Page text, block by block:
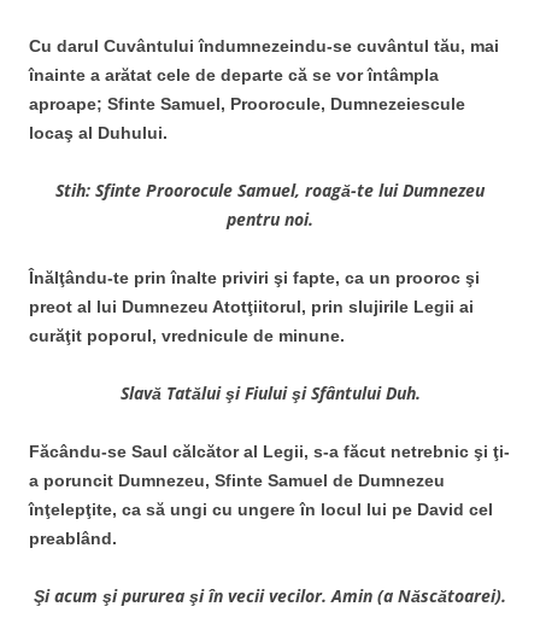
Cu darul Cuvântului îndumnezeindu-se cuvântul tău, mai
înainte a arătat cele de departe că se vor întâmpla
aproape; Sfinte Samuel, Proorocule, Dumnezeiescule
locaş al Duhului.
Stih: Sfinte Proorocule Samuel, roagă-te lui Dumnezeu
pentru noi.
Înălţându-te prin înalte priviri şi fapte, ca un prooroc şi
preot al lui Dumnezeu Atotţiitorul, prin slujirile Legii ai
curăţit poporul, vrednicule de minune.
Slavă Tatălui şi Fiului şi Sfântului Duh.
Făcându-se Saul călcător al Legii, s-a făcut netrebnic şi ţi-
a poruncit Dumnezeu, Sfinte Samuel de Dumnezeu
înţelepţite, ca să ungi cu ungere în locul lui pe David cel
preablând.
Şi acum şi pururea şi în vecii vecilor. Amin (a Născătoarei).